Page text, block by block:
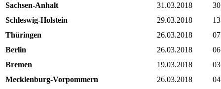
Sachsen-Anhalt
31.03.2018
Schleswig-Holstein
29.03.2018
Thüringen
26.03.2018
Berlin
26.03.2018
Bremen
19.03.2018
Mecklenburg-Vorpommern
26.03.2018